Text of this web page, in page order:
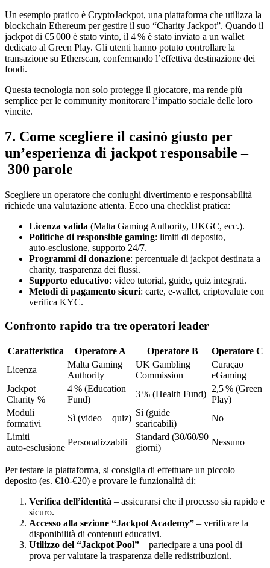
Un esempio pratico è CryptoJackpot, una piattaforma che utilizza la
blockchain Ethereum per gestire il suo “Charity Jackpot”. Quando il
jackpot di €5 000 è stato vinto, il 4 % è stato inviato a un wallet
dedicato al Green Play. Gli utenti hanno potuto controllare la
transazione su Etherscan, confermando l’effettiva destinazione dei
fondi.
Questa tecnologia non solo protegge il giocatore, ma rende più
semplice per le community monitorare l’impatto sociale delle loro
vincite.
7. Come scegliere il casinò giusto per
un’esperienza di jackpot responsabile –
300 parole
Scegliere un operatore che coniughi divertimento e responsabilità
richiede una valutazione attenta. Ecco una checklist pratica:
Licenza valida (Malta Gaming Authority, UKGC, ecc.).
Politiche di responsible gaming: limiti di deposito,
auto‑esclusione, supporto 24/7.
Programmi di donazione: percentuale di jackpot destinata a
charity, trasparenza dei flussi.
Supporto educativo: video tutorial, guide, quiz integrati.
Metodi di pagamento sicuri: carte, e‑wallet, criptovalute con
verifica KYC.
Confronto rapido tra tre operatori leader
Caratteristica Operatore A Operatore B
Operatore C
Licenza
Malta Gaming
Authority
UK Gambling
Commission
Curaçao
eGaming
Jackpot
Charity %
4 % (Education
Fund)
3 % (Health Fund)
2,5 % (Green
Play)
Moduli
formativi
Sì (video + quiz)
Sì (guide
scaricabili)
No
Limiti
auto‑esclusione
Personalizzabili
Standard (30/60/90
giorni)
Nessuno
Per testare la piattaforma, si consiglia di effettuare un piccolo
deposito (es. €10‑€20) e provare le funzionalità di:
Verifica dell’identità – assicurarsi che il processo sia rapido e
sicuro.
Accesso alla sezione “Jackpot Academy” – verificare la
disponibilità di contenuti educativi.
Utilizzo del “Jackpot Pool” – partecipare a una pool di
prova per valutare la trasparenza delle redistribuzioni.